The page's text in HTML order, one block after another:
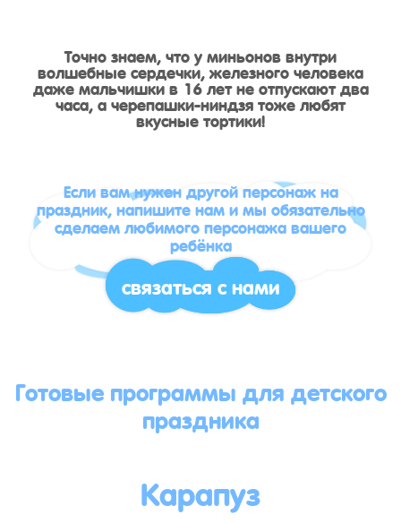
Точно знаем, что у миньонов внутри
волшебные сердечки, железного человека
даже мальчишки в 16 лет не отпускают два
часа, а черепашки-ниндзя тоже любят
вкусные тортики!
Если вам нужен другой персонаж на
праздник, напишите нам и мы обязательно
сделаем любимого персонажа вашего
ребёнка
связаться с нами
Готовые программы для детского
праздника
Карапуз